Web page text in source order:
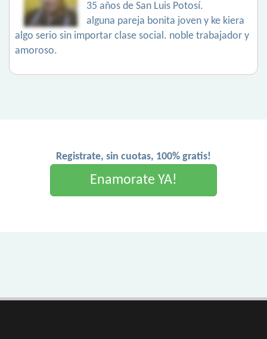
35 años de San Luis Potosí.
alguna pareja bonita joven y ke kiera
algo serio sin importar clase social. noble trabajador y
amoroso.
Registrate, sin cuotas, 100% gratis!
Enamorate YA!